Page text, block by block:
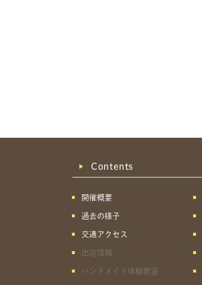
Contents
開催概要
過去の様子
交通アクセス
出店情報
ハンドメイド体験教室